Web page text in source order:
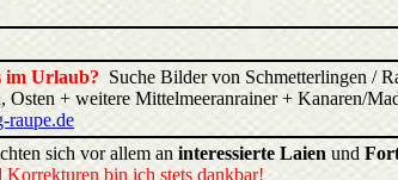
im Urlaub? Suche Bilder von Schmetterlingen /
Osten + weitere Mittelmeeranrainer +
raupe.de
sich vor allem an interessierte Laien und
bin ich stets dankbar!